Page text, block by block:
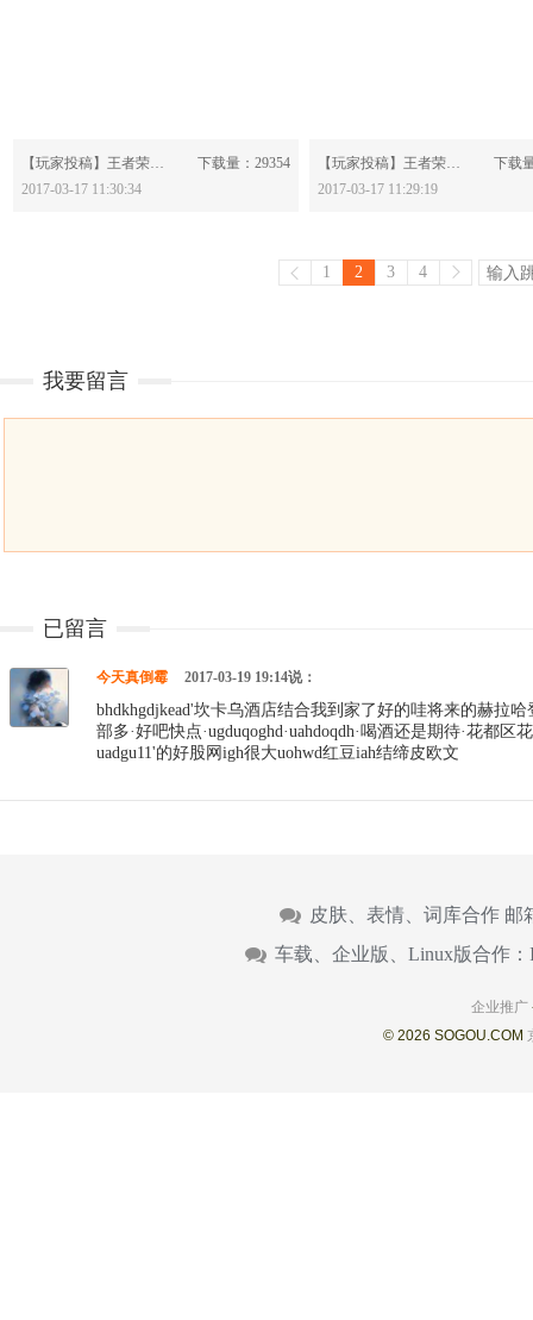
分享：
【玩家投稿】王者荣耀-娜可露露-557543
下载量：29354
2017-03-17 11:30:34
分享：
【玩家投稿】王者荣耀-李白-557539
下载
2017-03-17 11:29:19
1 2 3 4
我要留言
已留言
今天真倒霉 2017-03-19 19:14说：
bhdkhgdjkead'坎卡乌酒店结合我到家了好的哇将来的赫拉
部多·好吧快点·ugduqoghd·uahdoqdh·喝酒还是期待·花都
uadgu11'的好股网igh很大uohwd红豆iah结缔皮欧文
皮肤、表情、词库合作 邮
车载、企业版、Linux版合作：
企业推广
© 2026 SOGOU.COM